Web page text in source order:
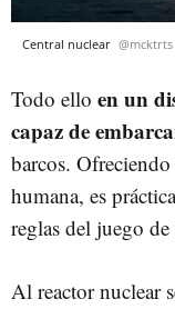
Central nuclear
Todo ello en un
capaz de
barcos.
humana, es
reglas del juego de
Al reactor nuclear